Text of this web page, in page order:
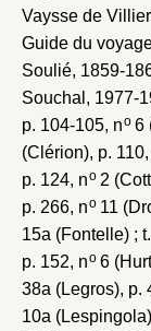
Vaysse de
Guide du
Soulié, 1859-
Souchal, 1977-
p. 104-105, no6
(Clérion), p. 110,
p. 124, no2
p. 266, no11
15a (Fontelle) ;
p. 152, no6
38a (Legros), p.
10a